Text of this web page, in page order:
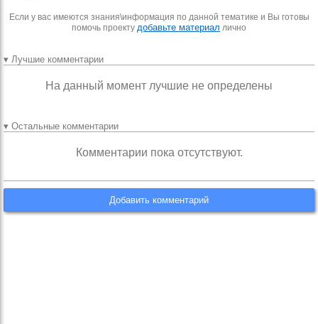
Если у вас имеются знания\информация по данной тематике и Вы готовы
помочь проекту добавьте материал лично
▾ Лучшие комментарии
На данный момент лучшие не определены
▾ Остальные комментарии
Комментарии пока отсутствуют.
Добавить комментарий